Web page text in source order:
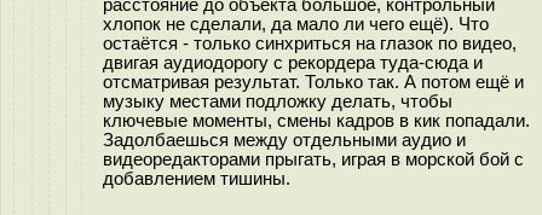
расстояние до объекта большое, контрольный
хлопок не сделали, да мало ли чего ещё). Что
остаётся - только синхриться на глазок по видео,
двигая аудиодорогу с рекордера туда-сюда и
отсматривая результат. Только так. А потом ещё и
музыку местами подложку делать, чтобы
ключевые моменты, смены кадров в кик попадали.
Задолбаешься между отдельными аудио и
видеоредакторами прыгать, играя в морской бой с
добавлением тишины.